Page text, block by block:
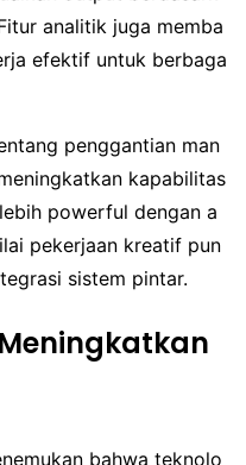
analitik juga memba
efektif untuk berbaga
penggantian man
kapabilitas
powerful dengan a
pekerjaan kreatif pun
sistem pintar.
bahwa teknolo